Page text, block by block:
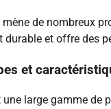
de nombreux
et offre des
et
large gamme